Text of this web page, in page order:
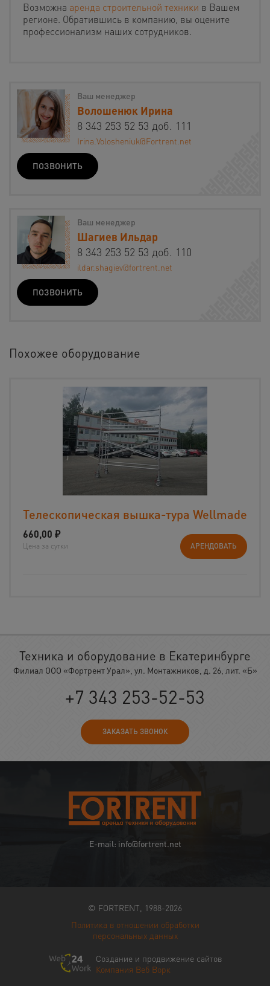
Возможна аренда строительной техники в Вашем
регионе. Обратившись в компанию, вы оцените
профессионализм наших сотрудников.
Ваш менеджер
Волошенюк Ирина
8 343 253 52 53 доб. 111
Irina.Volosheniuk@Fortrent.net
ПОЗВОНИТЬ
Ваш менеджер
Шагиев Ильдар
8 343 253 52 53 доб. 110
ildar.shagiev@fortrent.net
ПОЗВОНИТЬ
Похожее оборудование
Телескопическая вышка-тура Wellmade
660,00 ₽
Цена за сутки АРЕНДОВАТЬ
Техника и оборудование в Екатеринбурге
Филиал ООО «Фортрент Урал», ул. Монтажников, д. 26, лит. «Б»
+7 343 253-52-53
ЗАКАЗАТЬ ЗВОНОК
E-mail: info@fortrent.net
© FORTRENT, 1988-2026
Политика в отношении обработки
персональных данных
Создание и продвижение сайтов
Компания Веб Ворк